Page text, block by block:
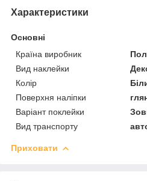
Характеристики
Основні
Країна виробник
Вид наклейки
Колір
Поверхня наліпки
Варіант поклейки
Вид транспорту
Приховати